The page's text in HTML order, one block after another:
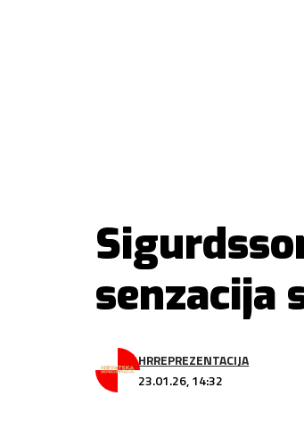
senzacija
23.01.26, 14:32
HRREPREZENTACIJA